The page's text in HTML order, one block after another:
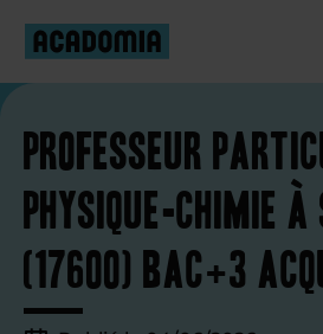
Professeur
physique-chimie
(17600) Bac+3